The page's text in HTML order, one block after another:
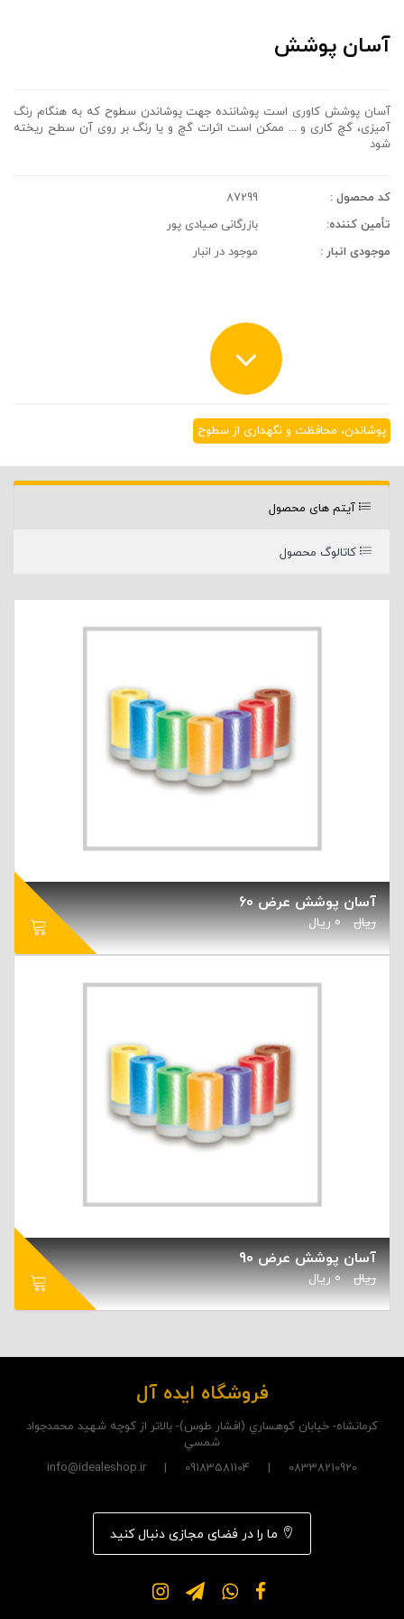
آسان پوشش
آسان پوشش کاوری است پوشاننده جهت پوشاندن سطوح که به هنگام رنگ
آمیزی، گچ کاری و ... ممکن است اثرات گچ و یا رنگ بر روی آن سطح ریخته
شود
کد محصول :
87299
تأمین کننده:
بازرگانی صیادی پور
موجودی انبار :
موجود در انبار
پوشاندن، محافظت و نگهداری از سطوح
آیتم های محصول
کاتالوگ محصول
آسان پوشش عرض 60
ریال 0 ریال
آسان پوشش عرض 90
ریال 0 ریال
فروشگاه ایده آل
کرمانشاه- خيابان کوهساري (افشار طوس)- بالاتر از کوچه شهيد محمدجواد
شمسي
08338210920 | 09183581104 | info@idealeshop.ir
ما را در فضای مجازی دنبال کنید